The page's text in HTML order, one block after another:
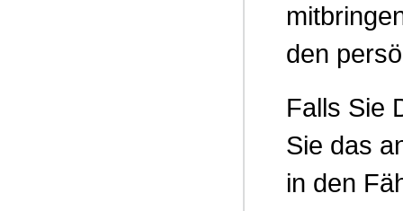
den
Falls Sie
Sie das
in den